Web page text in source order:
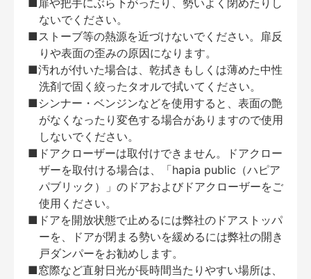
■扉や把手にぶら下がったり、勢いよく閉めたりし
ないでください。
■ストーブ等の熱源を近づけないでください。扉反
りや表面の歪みの原因になります。
■汚れが付いた場合は、乾拭きもしくは薄めた中性
洗剤で固く絞ったタオルで拭いてください。
■シンナー・ベンジンなどを使用すると、表面の艶
がなくなったり変色する場合がありますので使用
しないでください。
■ドアクローザーは取付けできません。ドアクロー
ザーを取付ける場合は、「hapia public（ハピア
パブリック）」のドアおよびドアクローザーをご
使用ください。
■ドアを開放状態で止めるには弊社のドアストッパ
ーを、ドアが閉まる勢いを緩めるには弊社の開き
戸ダンパーをお勧めします。
■窓際など直射日光が長時間当たりやすい場所は、